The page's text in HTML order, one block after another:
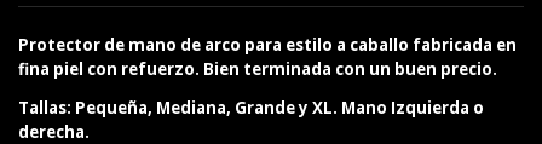
Protector de mano de arco para estilo a caballo fabricada en
fina piel con refuerzo. Bien terminada con un buen precio.
Tallas: Pequeña, Mediana, Grande y XL. Mano Izquierda o
derecha.